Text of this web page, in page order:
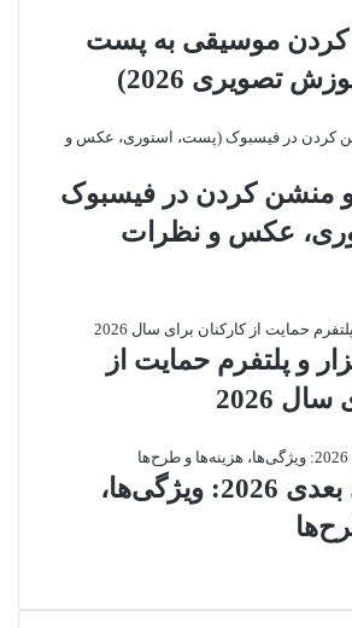
کردن موسیقی به پست
تصویری 2026)
منشن کردن در فیسبوک
عکس و نظرات
و پلتفرم حمایت از
2026
قیمت‌گذاری بعدی 2026: ویژگی‌ها،